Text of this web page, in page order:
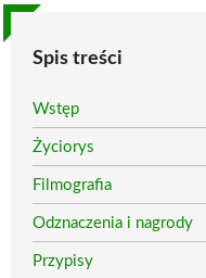
Spis treści
Wstęp
Życiorys
Filmografia
Odznaczenia i nagrody
Przypisy